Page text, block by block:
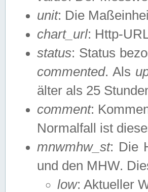
unit: Die
chart_url: Http-
status: Status
commented. Als
älter als 25
comment:
Normalfall ist
mnwmhw_st: Die
und den MHW.
low: Aktueller